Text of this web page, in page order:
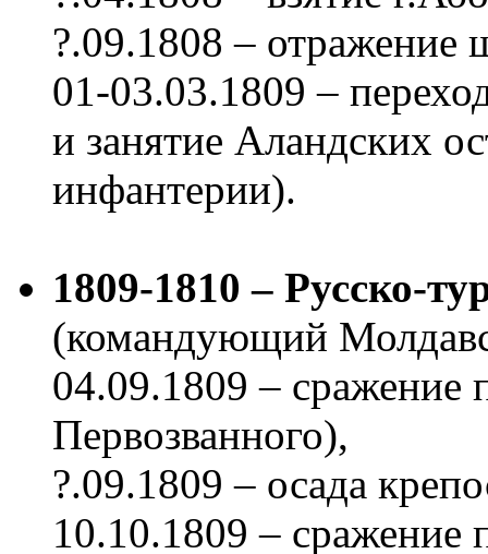
?.09.1808 – отражение
01-03.03.1809 –
и занятие Аландских
инфантерии).
1809-1810 – Русско-
(командующий
04.09.1809 – сражение
Первозванного),
?.09.1809 – осада
10.10.1809 – сражение